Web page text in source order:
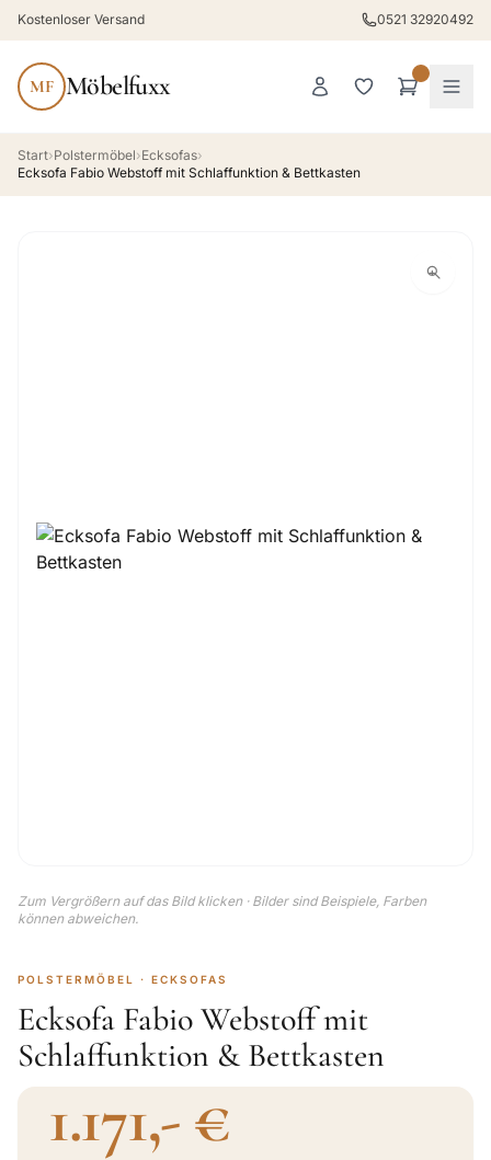
Kostenloser Versand 0521 32920492
MF Möbelfuxx
Start›Polstermöbel›Ecksofas›
Ecksofa Fabio Webstoff mit Schlaffunktion & Bettkasten
Zum Vergrößern auf das Bild klicken · Bilder sind Beispiele, Farben
können abweichen.
POLSTERMÖBEL · ECKSOFAS
Ecksofa Fabio Webstoff mit
Schlaffunktion & Bettkasten
1.171,- €